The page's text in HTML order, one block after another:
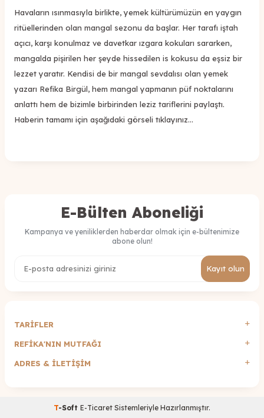
Havaların ısınmasıyla birlikte, yemek kültürümüzün en yaygın
ritüellerinden olan mangal sezonu da başlar. Her tarafı iştah
açıcı, karşı konulmaz ve davetkar ızgara kokuları sararken,
mangalda pişirilen her şeyde hissedilen is kokusu da eşsiz bir
lezzet yaratır. Kendisi de bir mangal sevdalısı olan yemek
yazarı Refika Birgül, hem mangal yapmanın püf noktalarını
anlattı hem de bizimle birbirinden leziz tariflerini paylaştı.
Haberin tamamı için aşağıdaki görseli tıklayınız…
E-Bülten Aboneliği
Kampanya ve yeniliklerden haberdar olmak için e-bültenimize
abone olun!
Kayıt olun
TARİFLER
REFİKA'NIN MUTFAĞI
ADRES & İLETIŞIM
T-Soft E-Ticaret Sistemleriyle Hazırlanmıştır.